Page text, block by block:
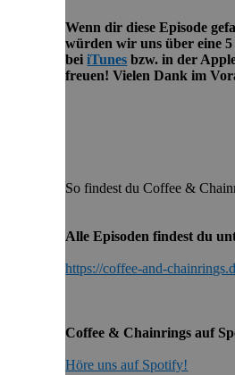
Wenn dir diese Episode
würden wir uns über eine
beiiTunes bzw. in der
freuen! Vielen Dank im
So findest du Coffee &
Alle Episoden findest du
https://coffee-and-
Coffee & Chainrings auf
Höre uns auf Spotify!